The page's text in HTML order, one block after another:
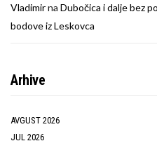
Vladimirna Dubočica i dalje bez
bodove iz Leskovca
Arhive
AVGUST 2026
JUL 2026